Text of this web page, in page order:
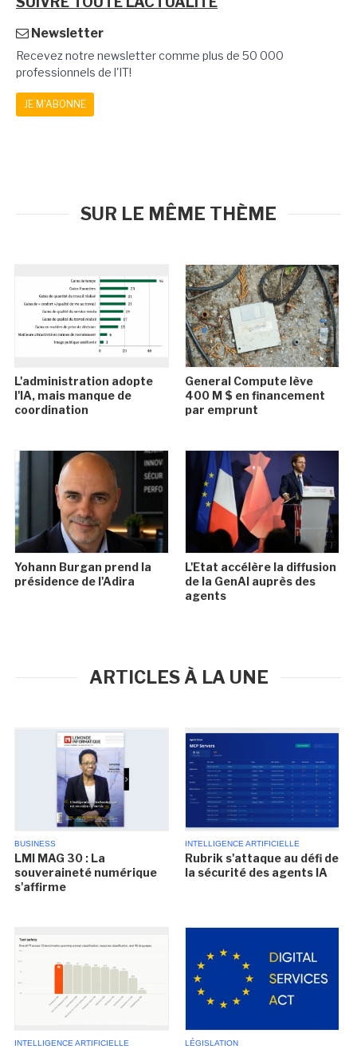
Newsletter
Recevez notre newsletter comme plus de 50 000
professionnels de l'IT!
JE M'ABONNE
SUR LE MÊME THÈME
L'administration adopte
l'IA, mais manque de
coordination
General Compute lève
400 M $ en financement
par emprunt
Yohann Burgan prend la
présidence de l'Adira
L'Etat accélère la diffusion
de la GenAI auprès des
agents
ARTICLES À LA UNE
BUSINESS
LMI MAG 30 : La
souveraineté numérique
s'affirme
INTELLIGENCE ARTIFICIELLE
Rubrik s'attaque au défi de
la sécurité des agents IA
INTELLIGENCE ARTIFICIELLE LÉGISLATION